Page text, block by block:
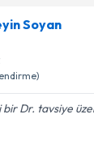
e-posta
Soyan
bir Dr. tavsiye